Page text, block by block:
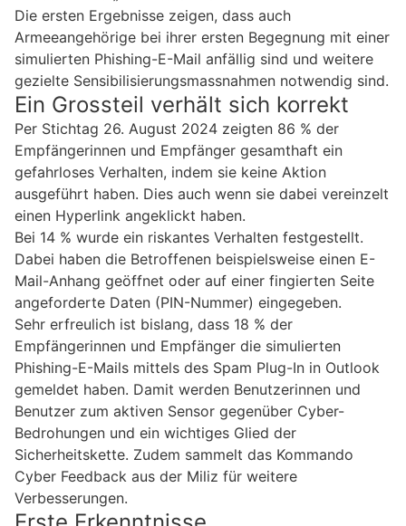
Die ersten Ergebnisse zeigen, dass auch
Armeeangehörige bei ihrer ersten Begegnung mit einer
simulierten Phishing-E-Mail anfällig sind und weitere
gezielte Sensibilisierungsmassnahmen notwendig sind.
Ein Grossteil verhält sich korrekt
Per Stichtag 26. August 2024 zeigten 86 % der
Empfängerinnen und Empfänger gesamthaft ein
gefahrloses Verhalten, indem sie keine Aktion
ausgeführt haben. Dies auch wenn sie dabei vereinzelt
einen Hyperlink angeklickt haben.
Bei 14 % wurde ein riskantes Verhalten festgestellt.
Dabei haben die Betroffenen beispielsweise einen E-
Mail-Anhang geöffnet oder auf einer fingierten Seite
angeforderte Daten (PIN-Nummer) eingegeben.
Sehr erfreulich ist bislang, dass 18 % der
Empfängerinnen und Empfänger die simulierten
Phishing-E-Mails mittels des Spam Plug-In in Outlook
gemeldet haben. Damit werden Benutzerinnen und
Benutzer zum aktiven Sensor gegenüber Cyber-
Bedrohungen und ein wichtiges Glied der
Sicherheitskette. Zudem sammelt das Kommando
Cyber Feedback aus der Miliz für weitere
Verbesserungen.